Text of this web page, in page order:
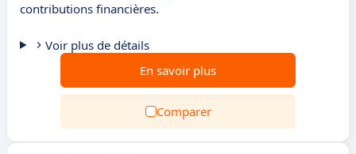
contributions financières.
Voir plus de détails
En savoir plus
Comparer